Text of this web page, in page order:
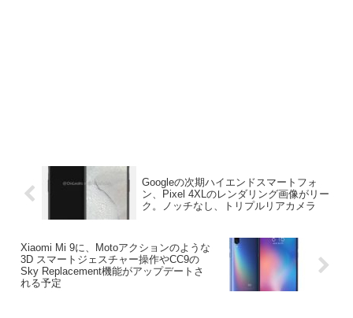
Googleの次期ハイエンドスマートフォ
ン、Pixel 4XLのレンダリング画像がリー
ク。ノッチなし、トリプルリアカメラ
Xiaomi Mi 9に、Motoアクションのような
3D スマートジェスチャー操作やCC9の
Sky Replacement機能がアップデートさ
れる予定